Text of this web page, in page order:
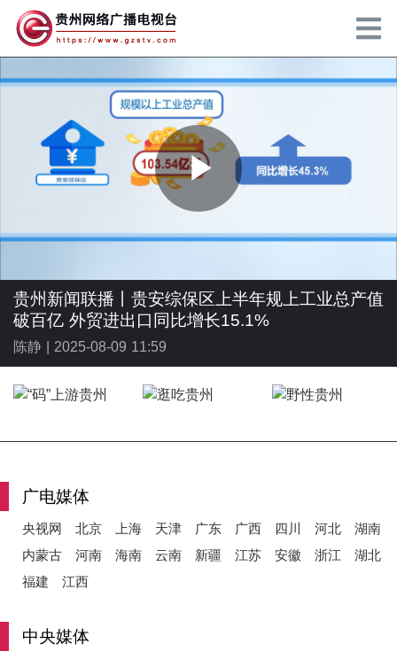
P
l
a
V
贵州新闻联播丨贵安综保区上半年规上工业总产值
破百亿 外贸进出口同比增长15.1%
陈静 | 2025-08-09 11:59
广电媒体
央视网 北京 上海 天津 广东 广西 四川 河北
湖南
内蒙古
河南 海南 云南 新疆 江苏 安徽 浙江
湖北
福建
江西
中央媒体